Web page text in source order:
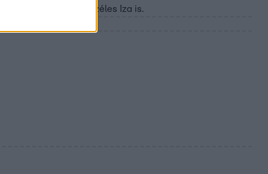
Kardos Eszter és Széles Iza is.